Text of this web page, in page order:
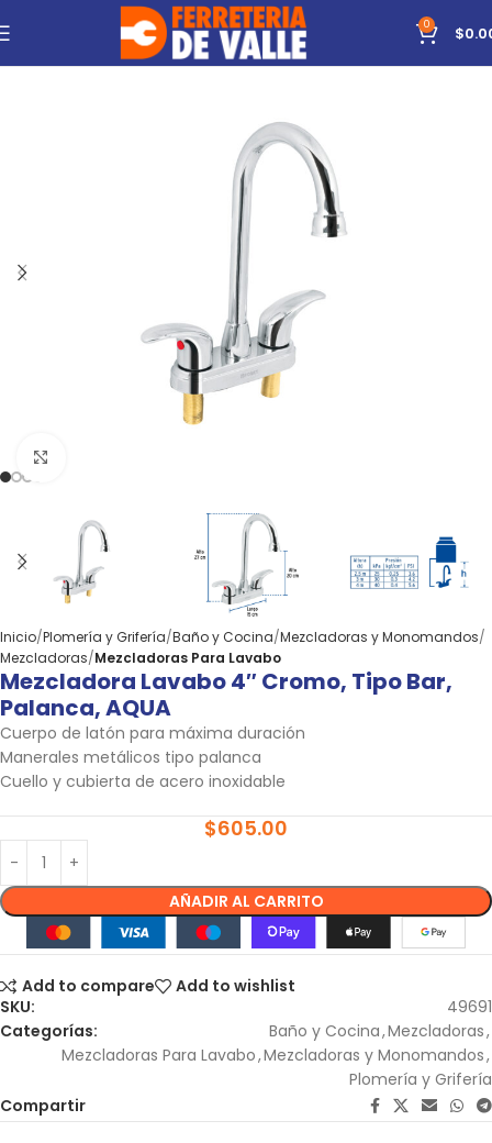
0 $
Inicio Plomería y Grifería Baño y Cocina Mezcladoras y Monomandos
Mezcladoras Mezcladoras Para Lavabo
Mezcladora Lavabo 4″ Cromo, Tipo Bar,
Palanca, AQUA
Cuerpo de latón para máxima duración
Manerales metálicos tipo palanca
Cuello y cubierta de acero inoxidable
$605.00
AÑADIR AL CARRITO
Add to compare
Add to wishlist
SKU:
49691
Categorías:
Baño y Cocina,Mezcladoras,
Mezcladoras Para Lavabo,Mezcladoras y Monomandos,
Plomería y Grifería
Compartir